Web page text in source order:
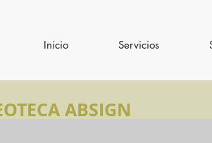
Inicio Servicios
ABSIGN